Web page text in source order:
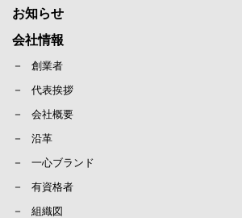
お知らせ
会社情報
創業者
代表挨拶
会社概要
沿革
一心ブランド
有資格者
組織図